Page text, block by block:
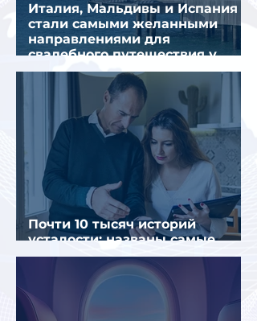
Италия, Мальдивы и Испания
стали самыми желанными
направлениями для
свадебного путешествия у
россиян
Почти 10 тысяч историй
усталости: названы самые
уставшие россияне